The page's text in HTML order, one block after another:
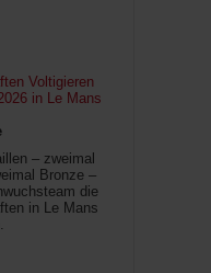
Voltigieren
in Le Mans
– zweimal
Bronze –
die
in Le Mans